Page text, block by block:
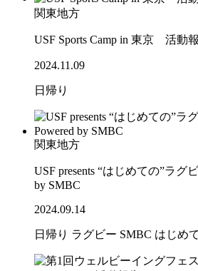
関東地方
USF Sports Camp in 東京 活動
2024.11.09
日帰り
関東地方
USF presents “はじめての”ラグ
by SMBC
2024.09.14
日帰り ラグビー SMBC はじめ